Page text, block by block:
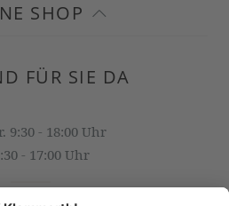
SHOP
FÜR SIE DA
9:30 - 18:00 Uhr
- 17:00 Uhr